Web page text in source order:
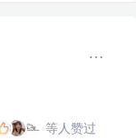
等人赞过